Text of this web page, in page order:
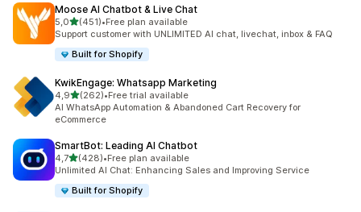
Moose AI Chatbot & Live Chat
5,05 yıldız üzerinden
(451)
toplam 451 değerlendirme
•Free plan available
Support customer with UNLIMITED AI chat, livechat, inbox & FAQ
Built for Shopify
KwikEngage: Whatsapp Marketing
4,95 yıldız üzerinden
(262)
toplam 262 değerlendirme
•Free trial available
AI WhatsApp Automation & Abandoned Cart Recovery for
eCommerce
SmartBot: Leading AI Chatbot
4,75 yıldız üzerinden
(428)
toplam 428 değerlendirme
•Free plan available
Unlimited AI Chat: Enhancing Sales and Improving Service
Built for Shopify